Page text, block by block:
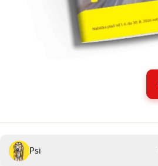
Podkategorie
Psi